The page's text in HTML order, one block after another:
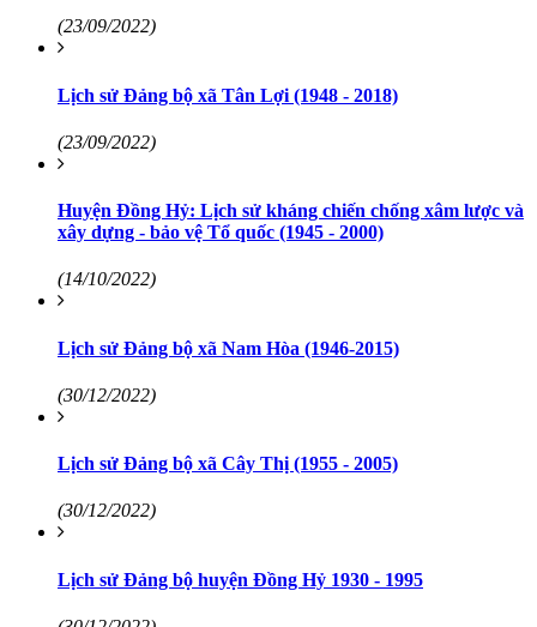
(23/09/2022)
Lịch sử Đảng bộ xã Tân Lợi (1948 - 2018)
(23/09/2022)
Huyện Đồng Hỷ: Lịch sử kháng chiến chống xâm lược và
xây dựng - bảo vệ Tổ quốc (1945 - 2000)
(14/10/2022)
Lịch sử Đảng bộ xã Nam Hòa (1946-2015)
(30/12/2022)
Lịch sử Đảng bộ xã Cây Thị (1955 - 2005)
(30/12/2022)
Lịch sử Đảng bộ huyện Đồng Hỷ 1930 - 1995